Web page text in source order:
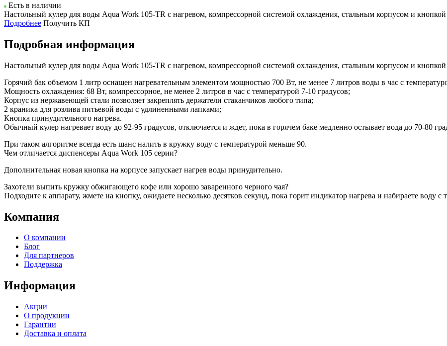
Есть в наличии
Настольный кулер для воды Aqua Work 105-TR с нагревом, компрессорной системой охлаждения, стальным корпусом и
Подробнее Получить КП
Подробная информация
Настольный кулер для воды Aqua Work 105-TR с нагревом, компрессорной системой охлаждения, стальным корпусом и кнопкой
Горячий бак объемом 1 литр оснащен нагревательным элементом мощностью 700 Вт, не менее 7 литров воды в час с
Мощность охлаждения: 68 Вт, компрессорное, не менее 2 литров в час с температурой 7-10 градусов;
Корпус из нержавеющей стали позволяет закреплять держатели стаканчиков любого типа;
2 краника для розлива питьевой воды с удлиненными лапками;
Кнопка принудительного нагрева.
Обычный кулер нагревает воду до 92-95 градусов, отключается и ждет, пока в горячем баке медленно остывает вода до 70-80
При таком алгоритме всегда есть шанс налить в кружку воду с температурой меньше 90.
Чем отличается диспенсеры Aqua Work 105 серии?
Дополнительная новая кнопка на корпусе запускает нагрев воды принудительно.
Захотели выпить кружку обжигающего кофе или хорошо заваренного черного чая?
Подходите к аппарату, жмете на кнопку, ожидаете несколько десятков секунд, пока горит индикатор нагрева и набираете воду
Компания
О компании
Блог
Для партнеров
Поддержка
Информация
Акции
О продукции
Гарантии
Доставка и оплата